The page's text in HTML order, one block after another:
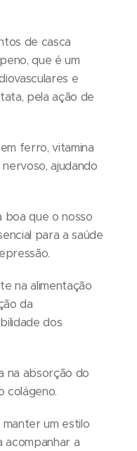
de casca
que é um
e
pela ação de
ferro, vitamina
ajudando
boa que o nosso
para a saúde
na alimentação
da
dos
na absorção do
colágeno.
manter um estilo
acompanhar a